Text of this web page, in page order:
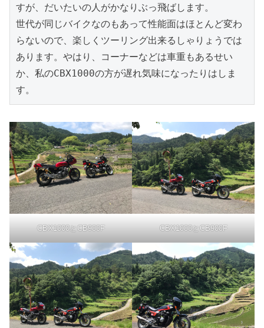
すが、だいたいの人がかなりぶっ飛ばします。
世代が同じバイクなのもあって性能面はほとんど変わ
らないので、楽しくツーリング出来るしゃりょうでは
あります。やはり、コーナーなどは車重もあるせい
か、私のCBX1000の方が遅れ気味になったりはしま
す。
CBX1000とCB900F CBX1000とCB900F